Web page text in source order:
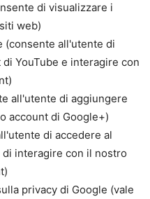
di visualizzare i
web)
(consente all'utente di
YouTube e interagire con
all'utente di aggiungere
account di Google+)
di accedere al
interagire con il nostro
privacy di Google (vale